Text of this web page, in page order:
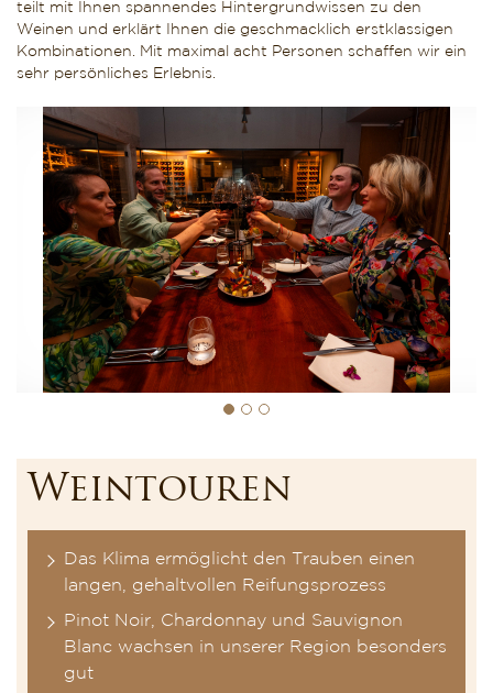
teilt mit Ihnen spannendes Hintergrundwissen zu den
Weinen und erklärt Ihnen die geschmacklich erstklassigen
Kombinationen. Mit maximal acht Personen schaffen wir ein
sehr persönliches Erlebnis.
Weintouren
Das Klima ermöglicht den Trauben einen
langen, gehaltvollen Reifungsprozess
Pinot Noir, Chardonnay und Sauvignon
Blanc wachsen in unserer Region besonders
gut